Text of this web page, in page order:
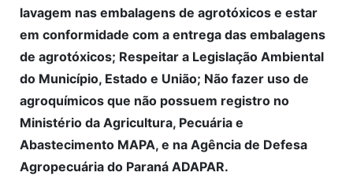
lavagem nas embalagens de agrotóxicos e estar
em conformidade com a entrega das embalagens
de agrotóxicos; Respeitar a Legislação Ambiental
do Município, Estado e União; Não fazer uso de
agroquímicos que não possuem registro no
Ministério da Agricultura, Pecuária e
Abastecimento MAPA, e na Agência de Defesa
Agropecuária do Paraná ADAPAR.